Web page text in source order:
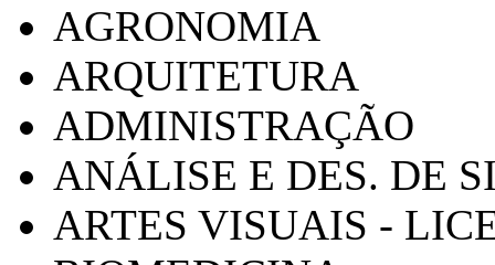
AGRONOMIA
ARQUITETURA
ADMINISTRAÇÃO
ANÁLISE E DES. DE
ARTES VISUAIS -